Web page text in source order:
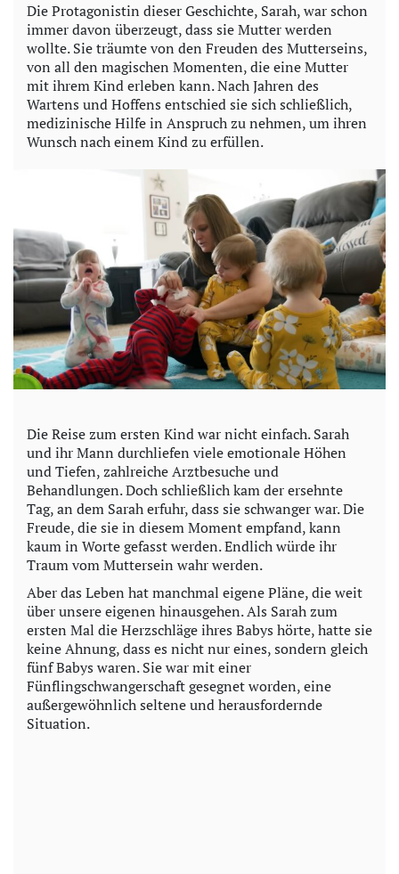
V
i
d
o
Die Protagonistin dieser Geschichte, Sarah, war schon
immer davon überzeugt, dass sie Mutter werden
wollte. Sie träumte von den Freuden des Mutterseins,
von all den magischen Momenten, die eine Mutter
mit ihrem Kind erleben kann. Nach Jahren des
Wartens und Hoffens entschied sie sich schließlich,
medizinische Hilfe in Anspruch zu nehmen, um ihren
Wunsch nach einem Kind zu erfüllen.
Die Reise zum ersten Kind war nicht einfach. Sarah
und ihr Mann durchliefen viele emotionale Höhen
und Tiefen, zahlreiche Arztbesuche und
Behandlungen. Doch schließlich kam der ersehnte
Tag, an dem Sarah erfuhr, dass sie schwanger war. Die
Freude, die sie in diesem Moment empfand, kann
kaum in Worte gefasst werden. Endlich würde ihr
Traum vom Muttersein wahr werden.
Aber das Leben hat manchmal eigene Pläne, die weit
über unsere eigenen hinausgehen. Als Sarah zum
ersten Mal die Herzschläge ihres Babys hörte, hatte sie
keine Ahnung, dass es nicht nur eines, sondern gleich
fünf Babys waren. Sie war mit einer
Fünflingschwangerschaft gesegnet worden, eine
außergewöhnlich seltene und herausfordernde
Situation.